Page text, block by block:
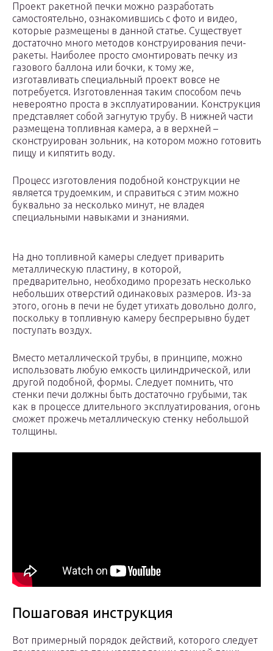
Проект ракетной печки можно разработать
самостоятельно, ознакомившись с фото и видео,
которые размещены в данной статье. Существует
достаточно много методов конструирования печи-
ракеты. Наиболее просто смонтировать печку из
газового баллона или бочки, к тому же,
изготавливать специальный проект вовсе не
потребуется. Изготовленная таким способом печь
невероятно проста в эксплуатировании. Конструкция
представляет собой загнутую трубу. В нижней части
размещена топливная камера, а в верхней –
сконструирован зольник, на котором можно готовить
пищу и кипятить воду.
Процесс изготовления подобной конструкции не
является трудоемким, и справиться с этим можно
буквально за несколько минут, не владея
специальными навыками и знаниями.
На дно топливной камеры следует приварить
металлическую пластину, в которой,
предварительно, необходимо прорезать несколько
небольших отверстий одинаковых размеров. Из-за
этого, огонь в печи не будет утихать довольно долго,
поскольку в топливную камеру беспрерывно будет
поступать воздух.
Вместо металлической трубы, в принципе, можно
использовать любую емкость цилиндрической, или
другой подобной, формы. Следует помнить, что
стенки печи должны быть достаточно грубыми, так
как в процессе длительного эксплуатирования, огонь
сможет прожечь металлическую стенку небольшой
толщины.
Пошаговая инструкция
Вот примерный порядок действий, которого следует